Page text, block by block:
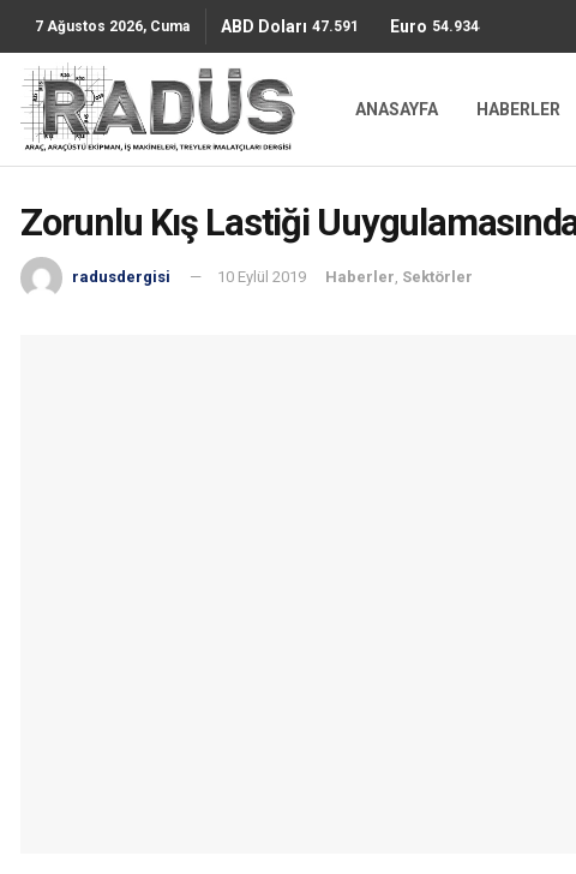
7 Ağustos 2026, Cuma ABD Doları 47.5911 Euro 54.9344
ANASAYFA HABERLER
Zorunlu Kış Lastiği
radusdergisi 10 Eylül 2019 Haberler, Sektörler